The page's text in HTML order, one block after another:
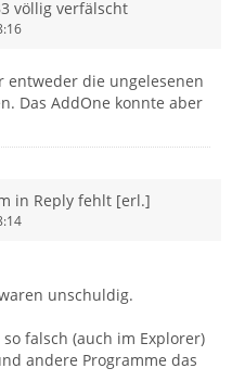
völlig verfälscht
die ungelesenen
Das AddOne konnte aber
in Reply fehlt [erl.]
unschuldig.
falsch (auch im Explorer)
andere Programme das